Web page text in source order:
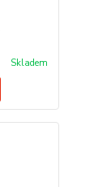
Skladem